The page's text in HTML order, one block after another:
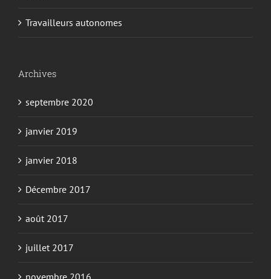
Travailleurs autonomes
Archives
septembre 2020
janvier 2019
janvier 2018
Décembre 2017
août 2017
juillet 2017
novembre 2016